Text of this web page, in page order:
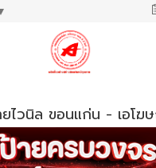
ยไวนิล ขอนแก่น - เอโฆ